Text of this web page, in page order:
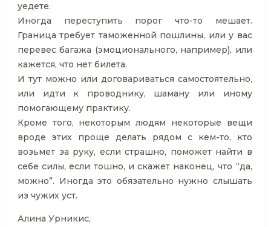
уедете.
Иногда переступить порог что-то мешает.
Граница требует таможенной пошлины, или у вас
перевес багажа (эмоционального, например), или
кажется, что нет билета.
И тут можно или договариваться самостоятельно,
или идти к проводнику, шаману или иному
помогающему практику.
Кроме того, некоторым людям некоторые вещи
вроде этих проще делать рядом с кем-то, кто
возьмет за руку, если страшно, поможет найти в
себе силы, если тошно, и скажет наконец, что “да,
можно”. Иногда это обязательно нужно слышать
из чужих уст.
Алина Урникис,